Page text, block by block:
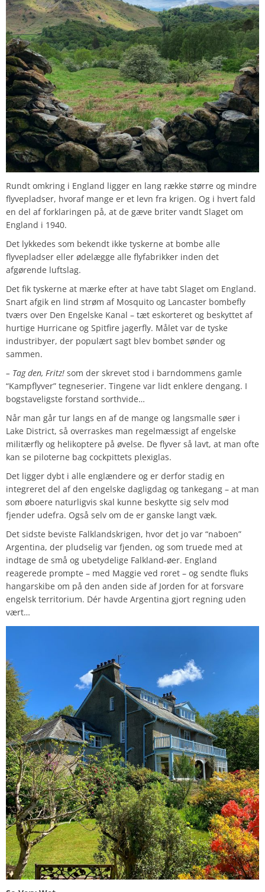
Rundt omkring i England ligger en lang række større og mindre
flyvepladser, hvoraf mange er et levn fra krigen. Og i hvert fald
en del af forklaringen på, at de gæve briter vandt Slaget om
England i 1940.
Det lykkedes som bekendt ikke tyskerne at bombe alle
flyvepladser eller ødelægge alle flyfabrikker inden det
afgørende luftslag.
Det fik tyskerne at mærke efter at have tabt Slaget om England.
Snart afgik en lind strøm af Mosquito og Lancaster bombefly
tværs over Den Engelske Kanal – tæt eskorteret og beskyttet af
hurtige Hurricane og Spitfire jagerfly. Målet var de tyske
industribyer, der populært sagt blev bombet sønder og
sammen.
– Tag den, Fritz! som der skrevet stod i barndommens gamle
“Kampflyver” tegneserier. Tingene var lidt enklere dengang. I
bogstaveligste forstand sorthvide…
Når man går tur langs en af de mange og langsmalle søer i
Lake District, så overraskes man regelmæssigt af engelske
militærfly og helikoptere på øvelse. De flyver så lavt, at man ofte
kan se piloterne bag cockpittets plexiglas.
Det ligger dybt i alle englændere og er derfor stadig en
integreret del af den engelske dagligdag og tankegang – at man
som øboere naturligvis skal kunne beskytte sig selv mod
fjender udefra. Også selv om de er ganske langt væk.
Det sidste beviste Falklandskrigen, hvor det jo var “naboen”
Argentina, der pludselig var fjenden, og som truede med at
indtage de små og ubetydelige Falkland-øer. England
reagerede prompte – med Maggie ved roret – og sendte fluks
hangarskibe om på den anden side af Jorden for at forsvare
engelsk territorium. Dér havde Argentina gjort regning uden
vært…